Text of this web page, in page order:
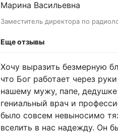
Марина Васильевна
Заместитель директора по
Еще отзывы
Хочу выразить безмерную
что Бог работает через
нашему мужу, папе,
гениальный врач и
было совсем невыносимо
вселить в нас надежду. Он